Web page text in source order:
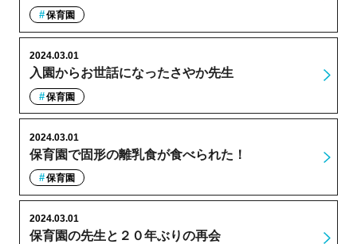
保育園
入園からお世話になったさやか先生
2024.03.01
保育園
保育園で固形の離乳食が食べられた！
2024.03.01
保育園
保育園の先生と２０年ぶりの再会
2024.03.01